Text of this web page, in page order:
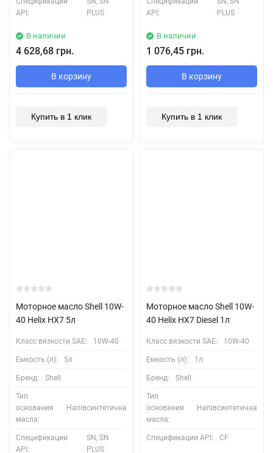
API:
PLUS
В наличии
4 628,68 грн.
В корзину
Купить в 1 клик
API:
PLUS
В наличии
1 076,45 грн.
В корзину
Купить в 1 клик
Моторное масло Shell 10W-
40 Helix HX7 5л
Класс вязкости SAE: 10W-40
Емкость (л): 5л
Бренд: Shell
Тип
основания
масла:
Напівсинтетична
Спецификации
API:
SN, SN
PLUS
Моторное масло Shell 10W-
40 Helix HX7 Diesel 1л
Класс вязкости SAE: 10W-40
Емкость (л): 1л
Бренд: Shell
Тип
основания
масла:
Напівсинтетична
Спецификации API: CF